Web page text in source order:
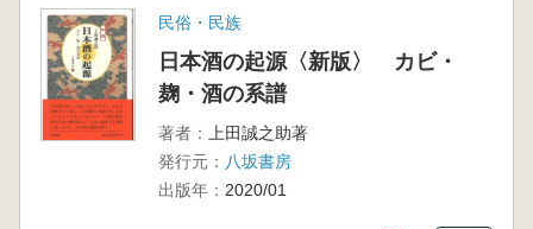
民俗・民族
日本酒の起源〈新版〉 カビ・
麹・酒の系譜
著者：
上田誠之助著
発行元： 八坂書房
出版年： 2020/01